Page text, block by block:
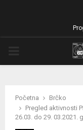
Početna
Brčko
Pregled aktivnosti
26.03. do 29. 03.2021.